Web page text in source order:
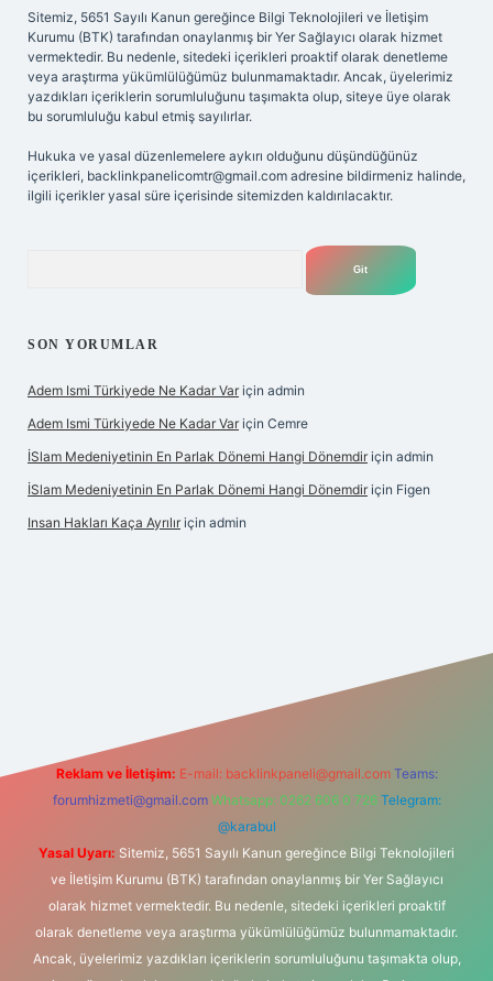
Sitemiz, 5651 Sayılı Kanun gereğince Bilgi Teknolojileri ve İletişim
Kurumu (BTK) tarafından onaylanmış bir Yer Sağlayıcı olarak hizmet
vermektedir. Bu nedenle, sitedeki içerikleri proaktif olarak denetleme
veya araştırma yükümlülüğümüz bulunmamaktadır. Ancak, üyelerimiz
yazdıkları içeriklerin sorumluluğunu taşımakta olup, siteye üye olarak
bu sorumluluğu kabul etmiş sayılırlar.
Hukuka ve yasal düzenlemelere aykırı olduğunu düşündüğünüz
içerikleri, backlinkpanelicomtr@gmail.com adresine bildirmeniz halinde,
ilgili içerikler yasal süre içerisinde sitemizden kaldırılacaktır.
SON YORUMLAR
Adem Ismi Türkiyede Ne Kadar Var için admin
Adem Ismi Türkiyede Ne Kadar Var için Cemre
İSlam Medeniyetinin En Parlak Dönemi Hangi Dönemdir için admin
İSlam Medeniyetinin En Parlak Dönemi Hangi Dönemdir için Figen
Insan Hakları Kaça Ayrılır için admin
Reklam ve İletişim: E-mail: backlinkpaneli@gmail.com Teams:
forumhizmeti@gmail.com Whatsapp: 0262 606 0 726 Telegram:
@karabul
Yasal Uyarı: Sitemiz, 5651 Sayılı Kanun gereğince Bilgi Teknolojileri
ve İletişim Kurumu (BTK) tarafından onaylanmış bir Yer Sağlayıcı
olarak hizmet vermektedir. Bu nedenle, sitedeki içerikleri proaktif
olarak denetleme veya araştırma yükümlülüğümüz bulunmamaktadır.
Ancak, üyelerimiz yazdıkları içeriklerin sorumluluğunu taşımakta olup,